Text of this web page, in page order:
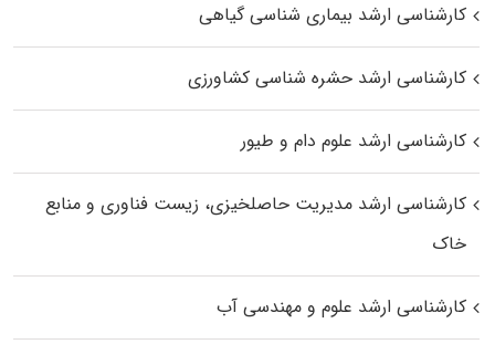
کارشناسی ارشد بیماری‌ شناسی گیاهی
کارشناسی ارشد حشره‌ شناسی کشاورزی
کارشناسی ارشد علوم دام و طیور
کارشناسی ارشد مدیریت حاصلخیزی، زیست فناوری و منابع
خاک
کارشناسی ارشد علوم و مهندسی آب